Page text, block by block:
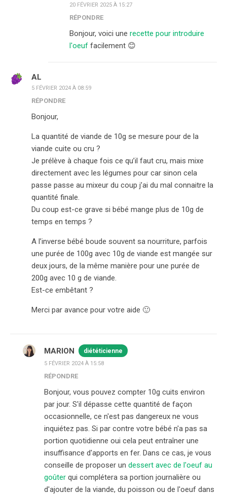
20 FÉVRIER 2025 À 15:27
RÉPONDRE
Bonjour, voici une recette pour introduire
l'oeuf facilement 😊
AL
5 FÉVRIER 2024 À 08:59
RÉPONDRE
Bonjour,
La quantité de viande de 10g se mesure pour de la
viande cuite ou cru ?
Je prélève à chaque fois ce qu’il faut cru, mais mixe
directement avec les légumes pour car sinon cela
passe passe au mixeur du coup j’ai du mal connaitre la
quantité finale.
Du coup est-ce grave si bébé mange plus de 10g de
temps en temps ?
A l’inverse bébé boude souvent sa nourriture, parfois
une purée de 100g avec 10g de viande est mangée sur
deux jours, de la même manière pour une purée de
200g avec 10 g de viande.
Est-ce embêtant ?
Merci par avance pour votre aide 🙂
MARION diététicienne
5 FÉVRIER 2024 À 15:58
RÉPONDRE
Bonjour, vous pouvez compter 10g cuits environ
par jour. S'il dépasse cette quantité de façon
occasionnelle, ce n'est pas dangereux ne vous
inquiétez pas. Si par contre votre bébé n'a pas sa
portion quotidienne oui cela peut entraîner une
insuffisance d'apports en fer. Dans ce cas, je vous
conseille de proposer un dessert avec de l'oeuf au
goûter qui complétera sa portion journalière ou
d'ajouter de la viande, du poisson ou de l'oeuf dans